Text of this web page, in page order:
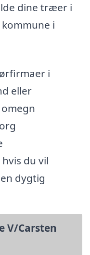
dine træer i
i
i
eller
du vil
dygtig
V/Carsten